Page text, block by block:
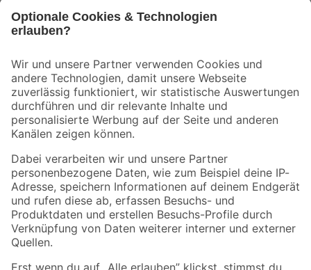
Der toom Newsletter: Keine Angebote und Aktionen mehr verpassen!
Zur Newsletter Anmeldung
Folge uns
Zahlungsarten Versandarten
Sicher einkaufen